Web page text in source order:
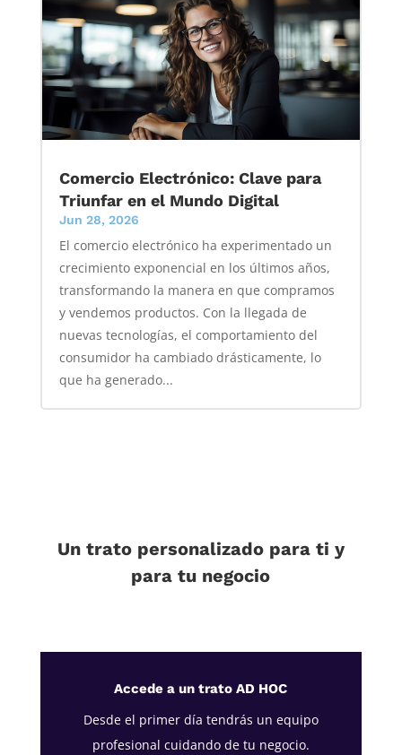
Comercio Electrónico: Clave para
Triunfar en el Mundo Digital
Jun 28, 2026
El comercio electrónico ha experimentado un
crecimiento exponencial en los últimos años,
transformando la manera en que compramos
y vendemos productos. Con la llegada de
nuevas tecnologías, el comportamiento del
consumidor ha cambiado drásticamente, lo
que ha generado...
Un trato personalizado para ti y
para tu negocio
Accede a un trato AD HOC
Desde el primer día tendrás un equipo
profesional cuidando de tu negocio.